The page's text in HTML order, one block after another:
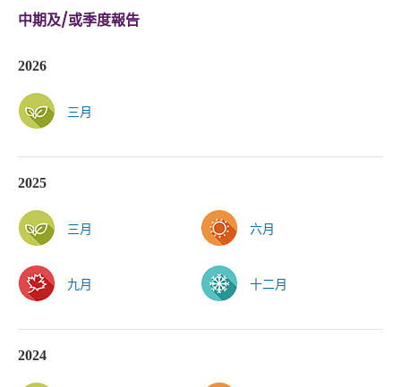
中期及/或季度報告
2026
三月
2025
三月 六月
九月 十二月
2024